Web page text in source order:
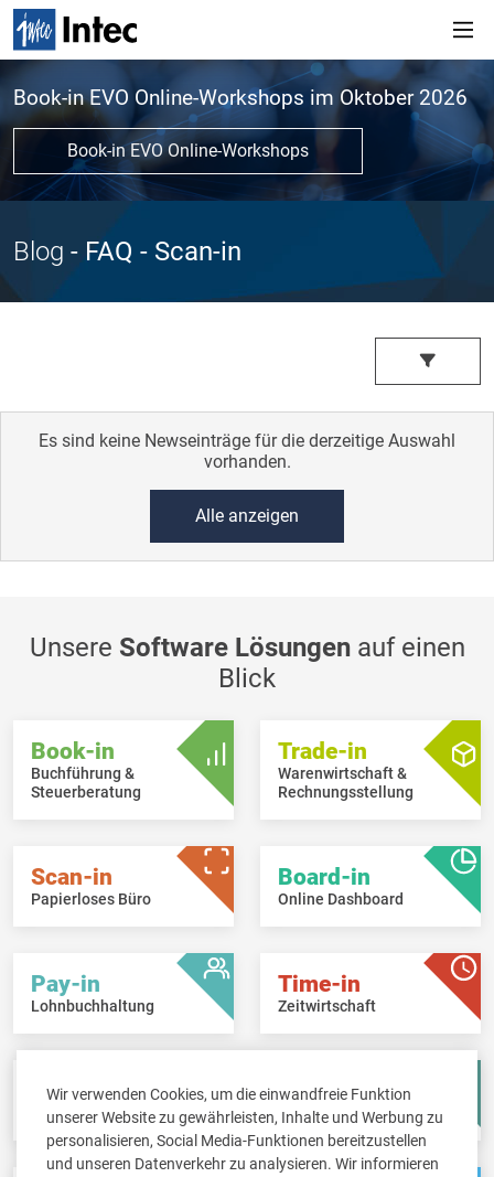
Wir verwenden Cookies, um die einwandfreie Funktion
unserer Website zu gewährleisten, Inhalte und Werbung zu
personalisieren, Social Media-Funktionen bereitzustellen
und unseren Datenverkehr zu analysieren. Wir informieren
Book-in EVO Online-Workshops im Oktober 2026
Book-in EVO Online-Workshops
Blog - FAQ - Scan-in
Es sind keine Newseinträge für die derzeitige Auswahl
vorhanden.
Alle anzeigen
Unsere Software Lösungenauf einen
Blick
Book-in
Buchführung &
Steuerberatung
Trade-in
Warenwirtschaft &
Rechnungsstellung
Scan-in
Papierloses Büro
Board-in
Online Dashboard
Pay-in
Lohnbuchhaltung
Time-in
Zeitwirtschaft
Fisc-in
Steuererklärungen
Account-in
Jahresabschlüsse